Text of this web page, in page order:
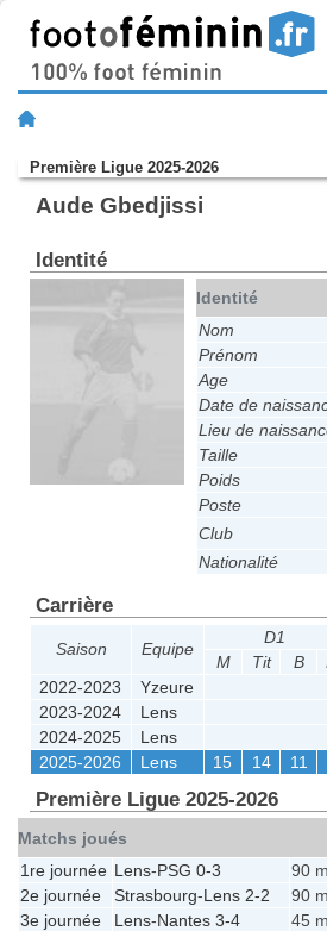
Première Ligue 2025-2026
Aude Gbedjissi
Identité
Identité
Nom
Prénom
Age
Date de
Lieu de
Taille
Poids
Poste
Club
Nationalité
Carrière
Saison Equipe
D1
M
Tit B
2022-2023
Yzeure
2023-2024
Lens
2024-2025
Lens
2025-2026
Lens 15 14 11
Première Ligue 2025-2026
Matchs joués
1re journée Lens-PSG 0-3
90
2e journée
Strasbourg-Lens 2-2
90
3e journée
Lens-Nantes 3-4
45